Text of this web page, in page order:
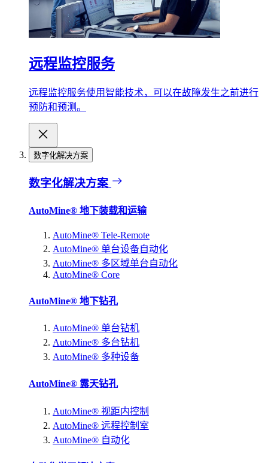
远程监控服务
远程监控服务使用智能技术，可以在故障发生之前进行
预防和预测。
数字化解决方案
数字化解决方案
AutoMine® 地下装载和运输
AutoMine® Tele-Remote
AutoMine® 单台设备自动化
AutoMine® 多区域单台自动化
AutoMine® Core
AutoMine® 地下钻孔
AutoMine® 单台钻机
AutoMine® 多台钻机
AutoMine® 多种设备
AutoMine® 露天钻孔
AutoMine® 视距内控制
AutoMine® 远程控制室
AutoMine® 自动化